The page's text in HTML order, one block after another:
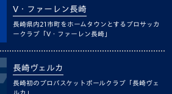
V・ファーレン長崎
長崎県内21市町をホームタウンとするプロサッカ
ークラブ「V・ファーレン長崎」
長崎ヴェルカ
長崎初のプロバスケットボールクラブ「長崎ヴェ
ルカ」